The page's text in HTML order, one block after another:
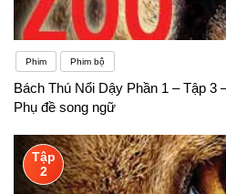
Phim Phim bộ
Bách Thú Nổi Dậy Phần 1 – Tập 3
Phụ đề song ngữ
Tập
2